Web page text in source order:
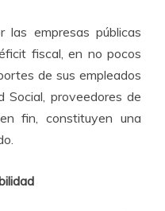
las empresas públicas
fiscal, en no pocos
de sus empleados
Social, proveedores de
fin, constituyen una